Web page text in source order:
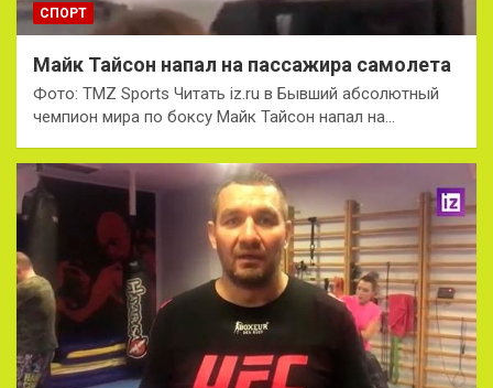
СПОРТ
Майк Тайсон напал на пассажира самолета
Фото: TMZ Sports Читать iz.ru в Бывший абсолютный
чемпион мира по боксу Майк Тайсон напал на…